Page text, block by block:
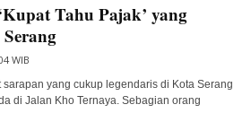
Tahu Pajak’ yang
WIB
yang cukup legendaris di Kota Serang
di Jalan Kho Ternaya. Sebagian orang